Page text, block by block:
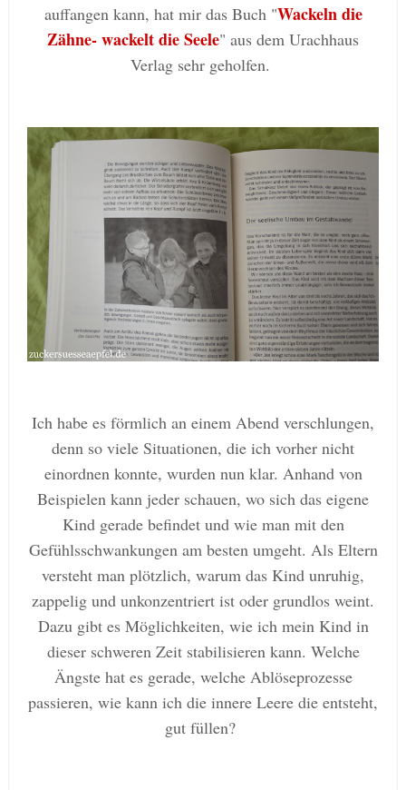
auffangen kann, hat mir das Buch "Wackeln die
Zähne- wackelt die Seele" aus dem Urachhaus
Verlag sehr geholfen.
Ich habe es förmlich an einem Abend verschlungen,
denn so viele Situationen, die ich vorher nicht
einordnen konnte, wurden nun klar. Anhand von
Beispielen kann jeder schauen, wo sich das eigene
Kind gerade befindet und wie man mit den
Gefühlsschwankungen am besten umgeht. Als Eltern
versteht man plötzlich, warum das Kind unruhig,
zappelig und unkonzentriert ist oder grundlos weint.
Dazu gibt es Möglichkeiten, wie ich mein Kind in
dieser schweren Zeit stabilisieren kann. Welche
Ängste hat es gerade, welche Ablöseprozesse
passieren, wie kann ich die innere Leere die entsteht,
gut füllen?